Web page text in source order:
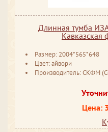
Длинная тумба
Кавказская
Размер: 2004*565*648
Цвет: айвори
Производитель: СКФМ
Цена: